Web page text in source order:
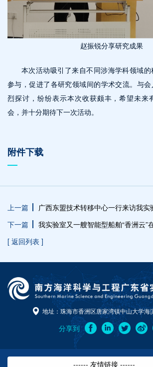
赵振锐分享研究成果
本次活动吸引了来自不同涉海学科领域
参与，促进了各研究领域间的学术交流。与
烈探讨，纷纷表示本次收获颇丰，希望未来
会，并十分期待下一次活动。
附件下载
上一篇
广西东盟技术转移中心一行来访我实
下一篇
我实验室又一艘智能型船舶“香洲云”
[ 返回列表 ]
地址：珠海市香洲区唐家湾镇中山大学海
分享到
------ 友情链接 ------